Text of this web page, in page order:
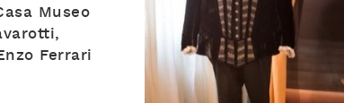
Museo
Ferrari